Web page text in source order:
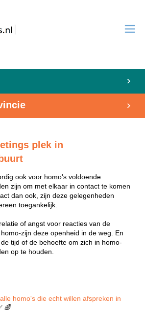
plek in
ook voor homo's voldoende
zijn om met elkaar in contact te komen
dan ook, zijn deze gelegenheden
toegankelijk.
of angst voor reacties van de
zijn deze openheid in de weg. En
tijd of de behoefte om zich in homo-
op te houden.
homo's die echt willen afspreken in
🌈